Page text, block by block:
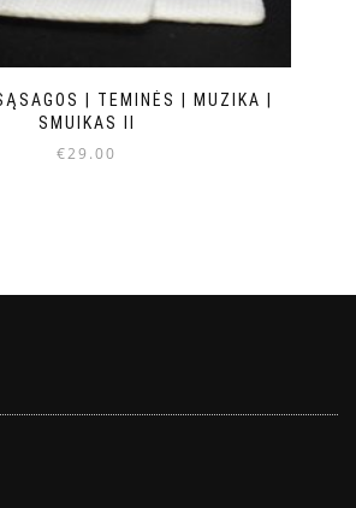
| TEMINĖS | MUZIKA |
SMUIKAS II
€29.00